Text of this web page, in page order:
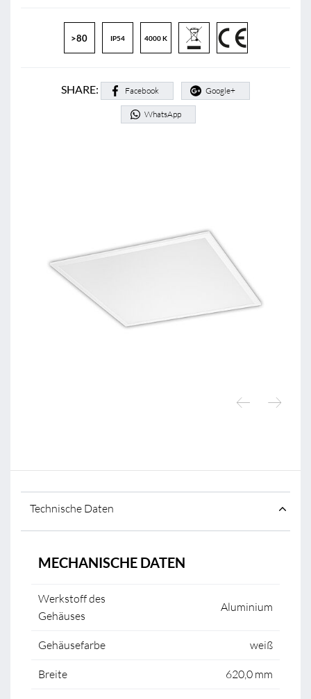
>80 IP54 4000 K
SHARE: Facebook Google+
WhatsApp
Technische Daten
MECHANISCHE DATEN
Werkstoff des
Gehäuses
Aluminium
Gehäusefarbe weiß
Breite 620,0 mm